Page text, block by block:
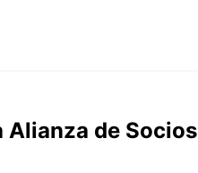
Alianza de Socios